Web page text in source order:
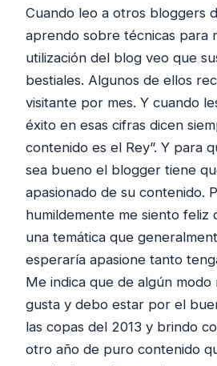
Cuando leo a otros bloggers
aprendo sobre técnicas para
utilización del blog veo que
bestiales. Algunos de ellos
visitante por mes. Y cuando
éxito en esas cifras dicen
contenido es el Rey”. Y para
sea bueno el blogger tiene
apasionado de su contenido.
humildemente me siento feliz
una temática que
esperaría apasione tanto
Me indica que de algún modo
gusta y debo estar por el
las copas del 2013 y brindo
otro año de puro contenido